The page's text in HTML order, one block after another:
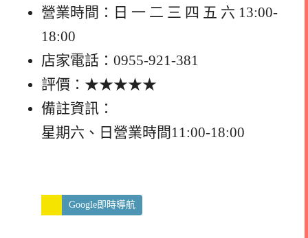
營業時間：日 一 二 三 四 五 六 13:00-
18:00
店家電話：0955-921-381
評價：★★★★★
備註資訊：
星期六、日營業時間11:00-18:00
Google即時導航